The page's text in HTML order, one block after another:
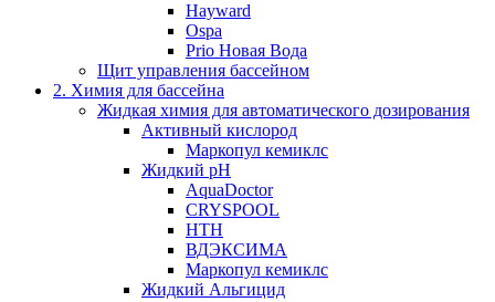
Hayward
Ospa
Prio Новая Вода
Щит управления бассейном
2. Химия для бассейна
Жидкая химия для автоматического дозирования
Активный кислород
Маркопул кемиклс
Жидкий pH
AquaDoctor
CRYSPOOL
HTH
ВДЭКСИМА
Маркопул кемиклс
Жидкий Альгицид